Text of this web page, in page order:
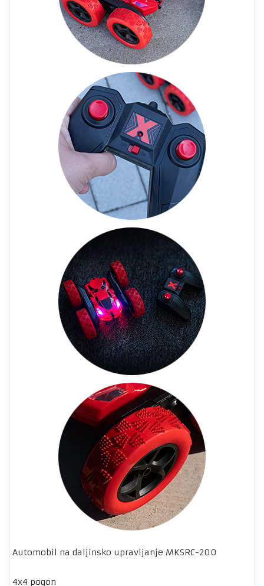
Automobil na daljinsko upravljanje MKSRC-200
4x4 pogon